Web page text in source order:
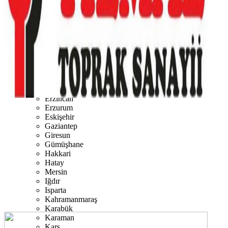
Burdur
Bursa
Denizli
Diyarbakır
Edirne
Elazığ
Erzincan
Erzurum
Eskişehir
Gaziantep
Giresun
Gümüşhane
Hakkari
Hatay
Mersin
Iğdır
Isparta
Kahramanmaraş
Karabük
Karaman